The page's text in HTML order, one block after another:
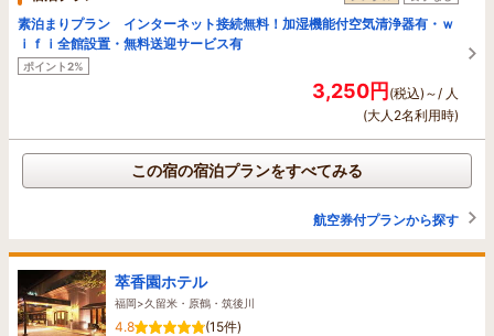
素泊まりプラン インターネット接続無料！加湿機能付空気清浄器有・ｗ
ｉｆｉ全館設置・無料送迎サービス有
ポイント2%
3,250円(税込)～/ 人
(大人2名利用時)
この宿の宿泊プランをすべてみる
航空券付プランから探す
萃香園ホテル
福岡>久留米・原鶴・筑後川
4.8
(15件)